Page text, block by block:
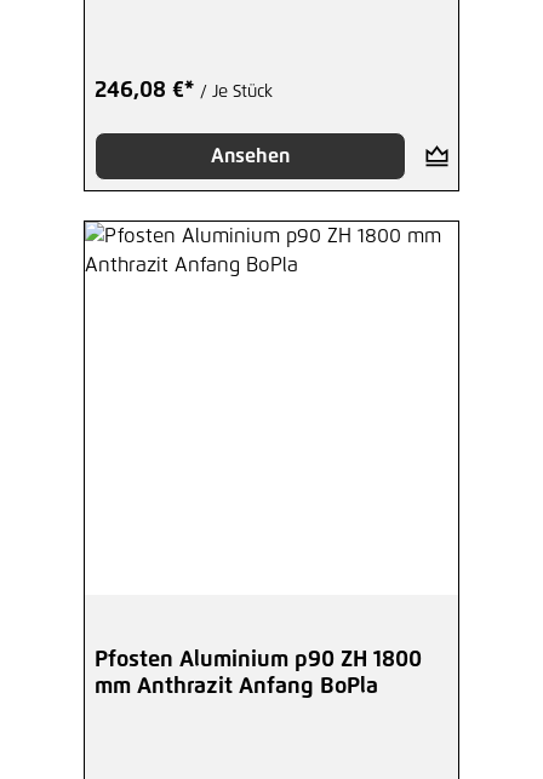
246,08 €* / Je Stück
Ansehen
Pfosten Aluminium p90 ZH 1800
mm Anthrazit Anfang BoPla